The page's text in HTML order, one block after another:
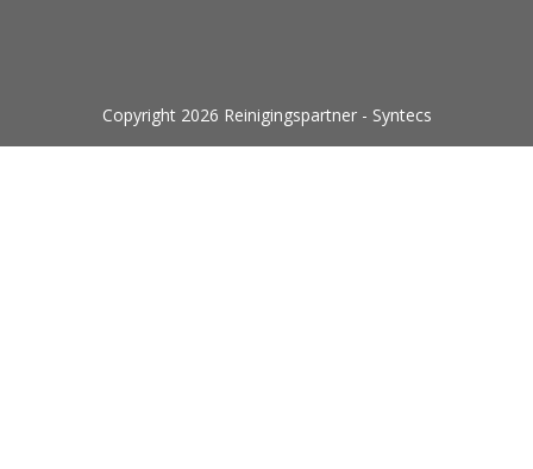
Copyright 2026 Reinigingspartner - Syntecs